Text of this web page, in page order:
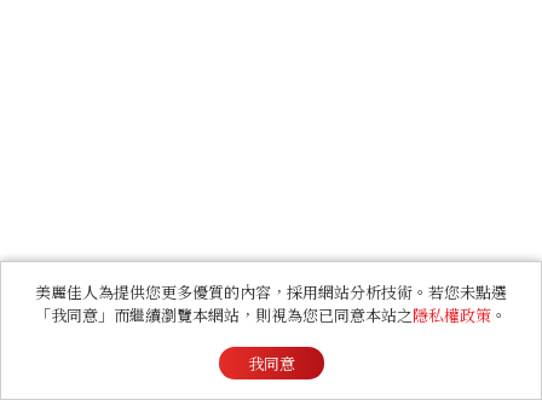
美麗佳人為提供您更多優質的內容，採用網站分析技術。若您未點選
「我同意」而繼續瀏覽本網站，則視為您已同意本站之隱私權政策 。
我同意